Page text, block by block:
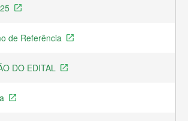
launch
de Referência launch
DO EDITAL launch
launch